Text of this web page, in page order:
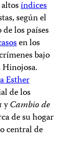
índices
según el
de los países
en los
bajo
Esther
de los
yCambio de
de su hogar
central de